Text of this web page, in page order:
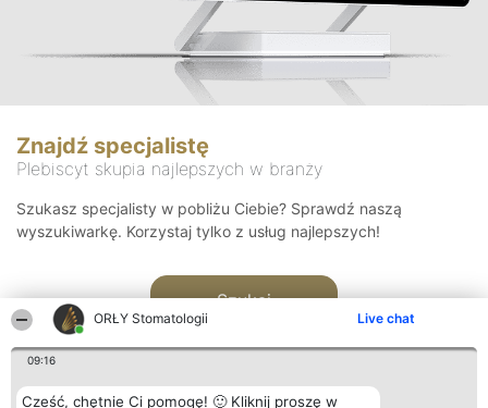
ORŁY Stomatologii Live chat
09:16
Cześć, chętnie Ci pomogę! 🙂 Kliknij proszę w
Znajdź specjalistę
Plebiscyt skupia najlepszych w branży
Szukasz specjalisty w pobliżu Ciebie? Sprawdź naszą
wyszukiwarkę. Korzystaj tylko z usług najlepszych!
Szukaj